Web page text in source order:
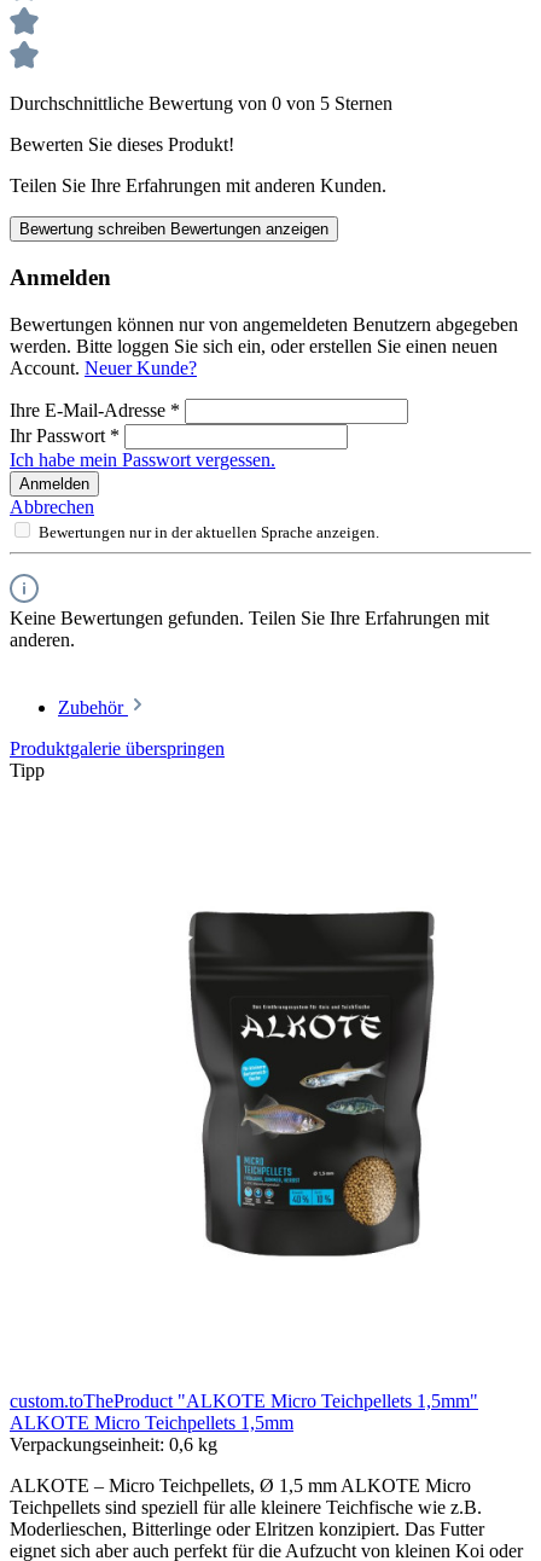
Durchschnittliche Bewertung von 0 von 5 Sternen
Bewerten Sie dieses Produkt!
Teilen Sie Ihre Erfahrungen mit anderen Kunden.
Bewertung schreiben Bewertungen anzeigen
Anmelden
Bewertungen können nur von angemeldeten Benutzern abgegeben
werden. Bitte loggen Sie sich ein, oder erstellen Sie einen neuen
Account. Neuer Kunde?
Ihre E-Mail-Adresse *
Ihr Passwort *
Ich habe mein Passwort vergessen.
Anmelden
Abbrechen
Bewertungen nur in der aktuellen Sprache anzeigen.
Keine Bewertungen gefunden. Teilen Sie Ihre Erfahrungen mit
anderen.
Zubehör
Produktgalerie überspringen
Tipp
custom.toTheProduct "ALKOTE Micro Teichpellets 1,5mm"
ALKOTE Micro Teichpellets 1,5mm
Verpackungseinheit: 0,6 kg
ALKOTE – Micro Teichpellets, Ø 1,5 mm ALKOTE Micro
Teichpellets sind speziell für alle kleinere Teichfische wie z.B.
Moderlieschen, Bitterlinge oder Elritzen konzipiert. Das Futter
eignet sich aber auch perfekt für die Aufzucht von kleinen Koi oder